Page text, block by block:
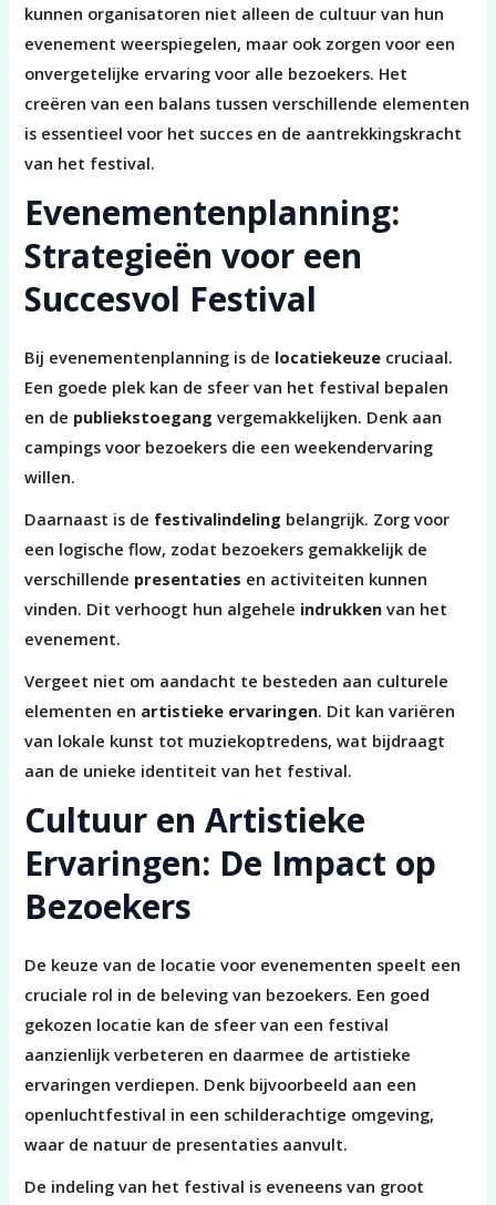
kunnen organisatoren niet alleen de cultuur van hun
evenement weerspiegelen, maar ook zorgen voor een
onvergetelijke ervaring voor alle bezoekers. Het
creëren van een balans tussen verschillende elementen
is essentieel voor het succes en de aantrekkingskracht
van het festival.
Evenementenplanning:
Strategieën voor een
Succesvol Festival
Bij evenementenplanning is de locatiekeuze cruciaal.
Een goede plek kan de sfeer van het festival bepalen
en de publiekstoegang vergemakkelijken. Denk aan
campings voor bezoekers die een weekendervaring
willen.
Daarnaast is de festivalindeling belangrijk. Zorg voor
een logische flow, zodat bezoekers gemakkelijk de
verschillende presentaties en activiteiten kunnen
vinden. Dit verhoogt hun algehele indrukken van het
evenement.
Vergeet niet om aandacht te besteden aan culturele
elementen en artistieke ervaringen. Dit kan variëren
van lokale kunst tot muziekoptredens, wat bijdraagt
aan de unieke identiteit van het festival.
Cultuur en Artistieke
Ervaringen: De Impact op
Bezoekers
De keuze van de locatie voor evenementen speelt een
cruciale rol in de beleving van bezoekers. Een goed
gekozen locatie kan de sfeer van een festival
aanzienlijk verbeteren en daarmee de artistieke
ervaringen verdiepen. Denk bijvoorbeeld aan een
openluchtfestival in een schilderachtige omgeving,
waar de natuur de presentaties aanvult.
De indeling van het festival is eveneens van groot